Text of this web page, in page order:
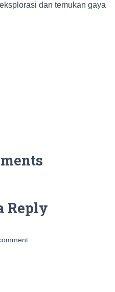
dan temukan gaya
Reply